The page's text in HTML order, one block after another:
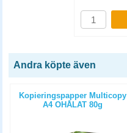
Andra köpte även
Kopieringspapper Multicopy
A4 OHÅLAT 80g